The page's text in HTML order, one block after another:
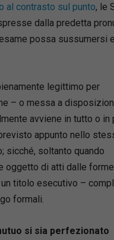
al contrasto sul punto, le
dalla predetta
possa sussumersi
legittimo per
– o messa a
avviene in tutto o in
appunto nello
sicché, soltanto quando
oggetto di atti dalle
titolo esecutivo –
formali.
si sia perfezionato